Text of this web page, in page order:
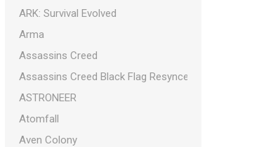
ARK: Survival Evolved
Arma
Assassins Creed
Assassins Creed Black Flag Resynced
ASTRONEER
Atomfall
Aven Colony